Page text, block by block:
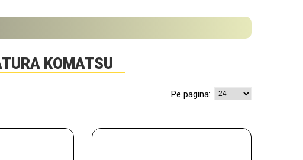
KOMATSU
Pe pagina: